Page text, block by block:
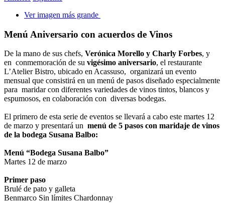
Ver imagen más grande
Menú Aniversario con acuerdos de Vinos
De la mano de sus chefs, Verónica Morello y Charly Forbes, y
en conmemoración de su vigésimo aniversario, el restaurante
L’Atelier Bistro, ubicado en Acassuso, organizará un evento
mensual que consistirá en un menú de pasos diseñado especialmente
para maridar con diferentes variedades de vinos tintos, blancos y
espumosos, en colaboración con diversas bodegas.
El primero de esta serie de eventos se llevará a cabo este martes 12
de marzo y presentará un menú de 5 pasos con maridaje de vinos
de la bodega Susana Balbo:
Menú “Bodega Susana Balbo”
Martes 12 de marzo
Primer paso
Brulé de pato y galleta
Benmarco Sin límites Chardonnay